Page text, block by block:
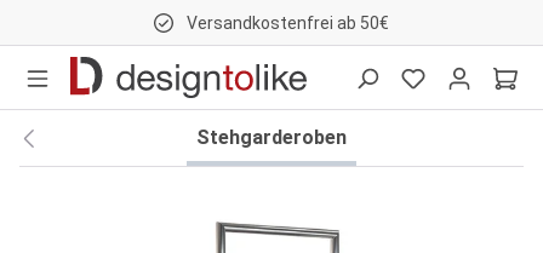
Versandkostenfrei ab 50€
Stehgarderoben